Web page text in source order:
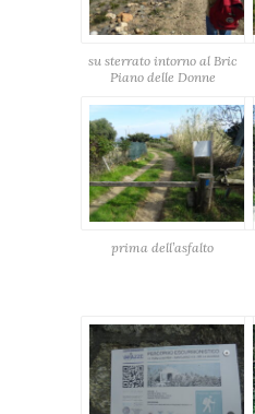
su sterrato intorno al Bric
Piano delle Donne
prima dell’asfalto